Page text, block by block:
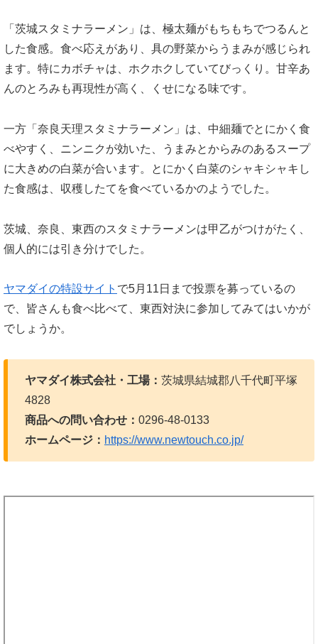
「茨城スタミナラーメン」は、極太麺がもちもちでつるんと
した食感。 食べ応えがあり、具の野菜からうまみが感じられ
ます。特にカボチャは、ホクホクしていてびっくり。甘辛あ
んのとろみも再現性が高く、くせになる味です。
一方「奈良天理スタミナラーメン」は、中細麺でとにかく食
べやすく、ニンニクが効いた、うまみとからみのあるスープ
に大きめの白菜が合います。とにかく白菜のシャキシャキし
た食感は、収穫したてを食べているかのようでした。
茨城、奈良、東西のスタミナラーメンは甲乙がつけがたく、
個人的には引き分けでした。
ヤマダイの特設サイト で5月11日まで投票を募っているの
で、皆さんも食べ比べて、東西対決に参加してみてはいかが
でしょうか。
ヤマダイ株式会社・工場： 茨城県結城郡八千代町平塚
4828
商品への問い合わせ： 0296-48-0133
ホームページ： https://www.newtouch.co.jp/